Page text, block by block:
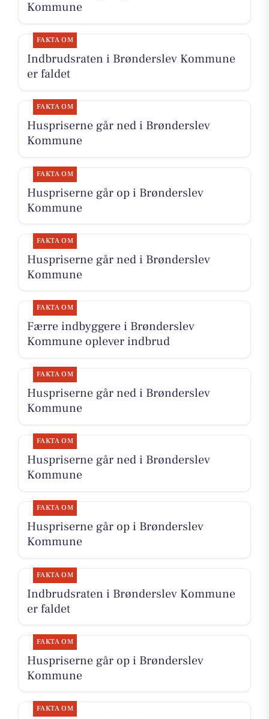
Kommune
FAKTA OM
Indbrudsraten i Brønderslev Kommune
er faldet
FAKTA OM
Huspriserne går ned i Brønderslev
Kommune
FAKTA OM
Huspriserne går op i Brønderslev
Kommune
FAKTA OM
Huspriserne går ned i Brønderslev
Kommune
FAKTA OM
Færre indbyggere i Brønderslev
Kommune oplever indbrud
FAKTA OM
Huspriserne går ned i Brønderslev
Kommune
FAKTA OM
Huspriserne går ned i Brønderslev
Kommune
FAKTA OM
Huspriserne går op i Brønderslev
Kommune
FAKTA OM
Indbrudsraten i Brønderslev Kommune
er faldet
FAKTA OM
Huspriserne går op i Brønderslev
Kommune
FAKTA OM